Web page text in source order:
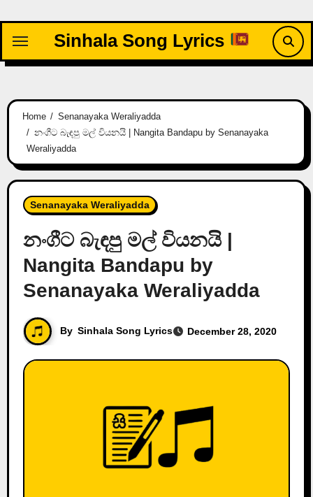
content
Sinhala Song Lyrics
Home
Senanayaka Weraliyadda
නංගීට බැඳපු මල් වියනයි | Nangita Bandapu by Senanayaka
Weraliyadda
Senanayaka Weraliyadda
නංගීට බැඳපු මල් වියනයි |
Nangita Bandapu by
Senanayaka Weraliyadda
By Sinhala Song Lyrics December 28, 2020